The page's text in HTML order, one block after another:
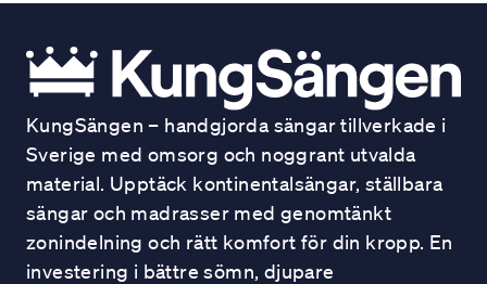
KungSängen – handgjorda sängar tillverkade i
Sverige med omsorg och noggrant utvalda
material. Upptäck kontinentalsängar, ställbara
sängar och madrasser med genomtänkt
zonindelning och rätt komfort för din kropp. En
investering i bättre sömn, djupare